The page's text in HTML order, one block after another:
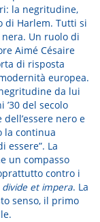
la negritudine,
di Harlem. Tutti si
Un ruolo di
Aimé Césaire
di risposta
europea.
da lui
del secolo
nero e
la continua
essere”. La
un compasso
contro i
divide et impera. La
senso, il primo